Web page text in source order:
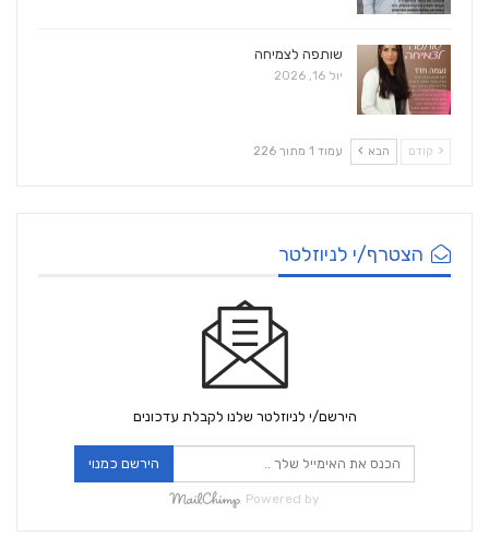
שותפה לצמיחה
יול 16, 2026
קודם הבא עמוד 1 מתוך 226
הצטרף/י לניוזלטר
הירשם/י לניוזלטר שלנו לקבלת עדכונים
הירשם כמנוי
Powered by